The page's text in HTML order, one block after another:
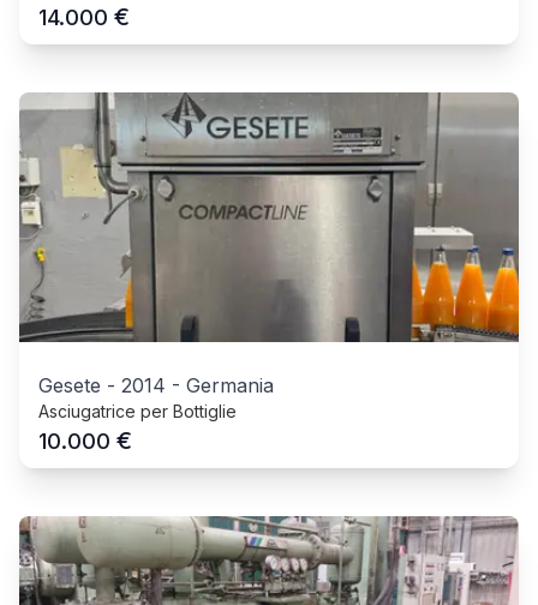
14.000 €
Gesete - 2014 - Germania
Asciugatrice per Bottiglie
10.000 €